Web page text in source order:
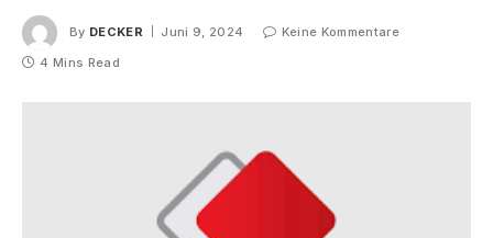
By DECKER Juni 9, 2024
Keine Kommentare
4 Mins Read